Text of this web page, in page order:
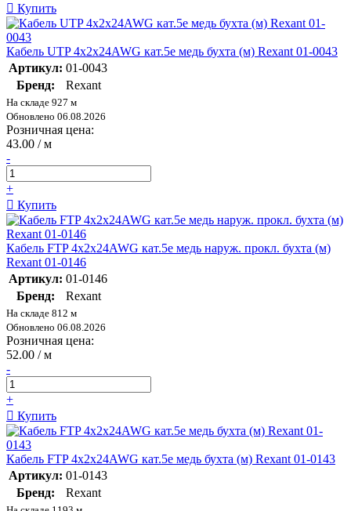
Купить
Кабель UTP 4х2х24AWG кат.5е медь бухта (м) Rexant 01-0043
Артикул: 01-0043
Бренд:
Rexant
На складе 927 м
Обновлено 06.08.2026
Розничная цена:
43.00 / м
-
+
Купить
Кабель FTP 4х2х24AWG кат.5е медь наруж. прокл. бухта (м)
Rexant 01-0146
Артикул: 01-0146
Бренд:
Rexant
На складе 812 м
Обновлено 06.08.2026
Розничная цена:
52.00 / м
-
+
Купить
Кабель FTP 4х2х24AWG кат.5е медь бухта (м) Rexant 01-0143
Артикул: 01-0143
Бренд:
Rexant